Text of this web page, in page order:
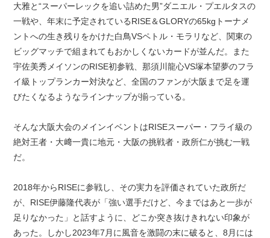
大雅と“スーパーレックを追い詰めた男”ダニエル・プエルタスの
一戦や、年末に予定されているRISE＆GLORYの65kgトーナメ
ントへの生き残りをかけた白鳥VSペトル・モラリなど、関東の
ビッグマッチで組まれてもおかしくないカードが並んだ。また
宇佐美秀メイソンのRISE初参戦、那須川龍心VS塚本望夢のフラ
イ級トップランカー対決など、全国のファンが大阪まで足を運
びたくなるようなラインナップが揃っている。
そんな大阪大会のメインイベントはRISEスーパー・フライ級の
絶対王者・大﨑一貴に地元・大阪の挑戦者・政所仁が挑む一戦
だ。
2018年からRISEに参戦し、その実力を評価されていた政所だ
が、RISE伊藤隆代表が「強い選手だけど、今まではあと一歩が
足りなかった」と話すように、どこか突き抜けきれない印象が
あった。しかし2023年7月に風音を激闘の末に破ると、8月には